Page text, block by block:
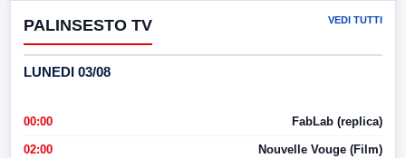
PALINSESTO TV VEDI TUTTI
LUNEDI 03/08
00:00 FabLab (replica)
02:00 Nouvelle Vouge (Film)